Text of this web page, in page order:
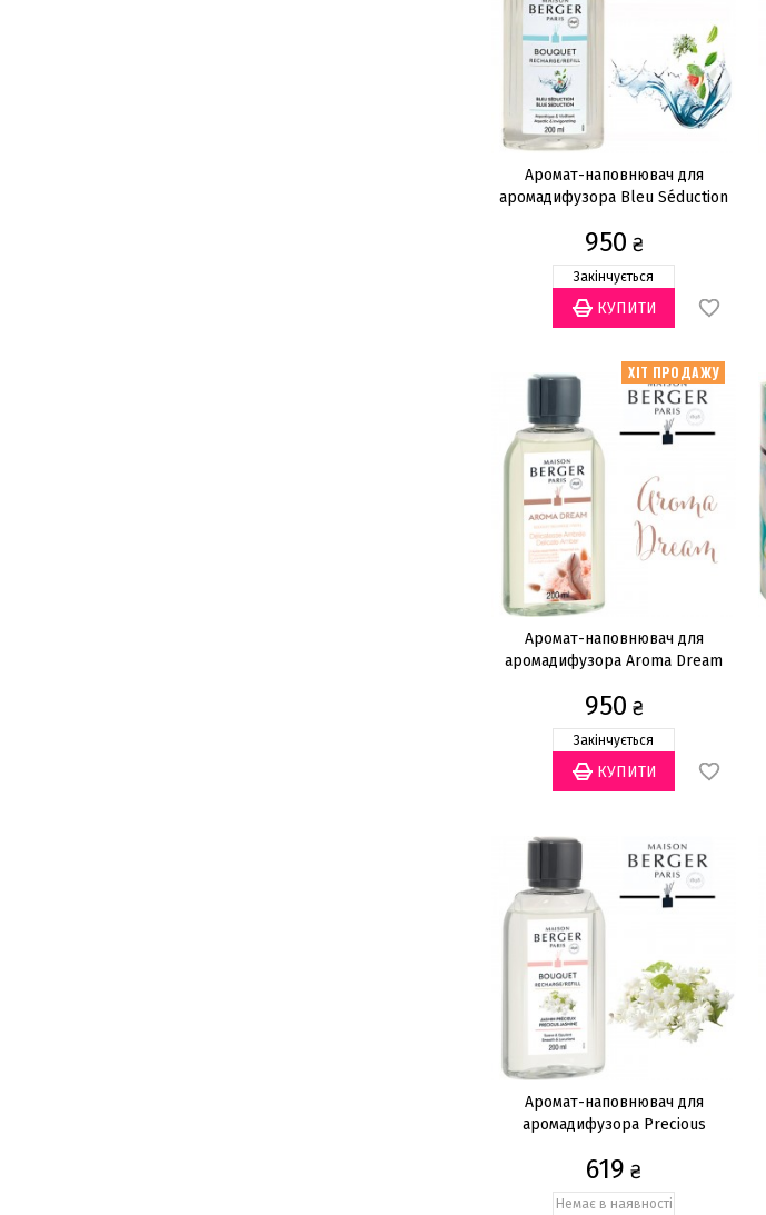
Аромат-наповнювач для
аромадифузора Bleu Séduction
950 ₴
Закінчується
ХІТ ПРОДАЖУ
Аромат-наповнювач для
аромадифузора Aroma Dream
950 ₴
Закінчується
Аромат-наповнювач для
аромадифузора Precious
619 ₴
Немає в наявності